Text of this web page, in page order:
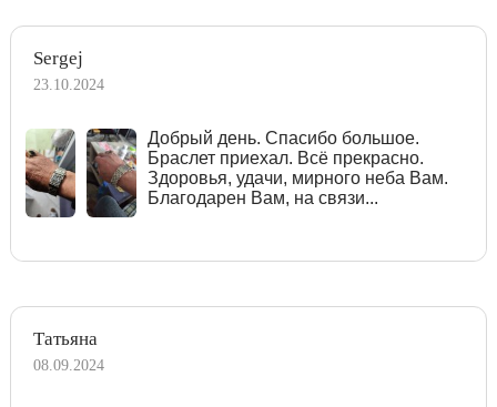
Sergej
23.10.2024
Добрый день. Спасибо большое.
Браслет приехал. Всё прекрасно.
Здоровья, удачи, мирного неба Вам.
Благодарен Вам, на связи...
Татьяна
08.09.2024